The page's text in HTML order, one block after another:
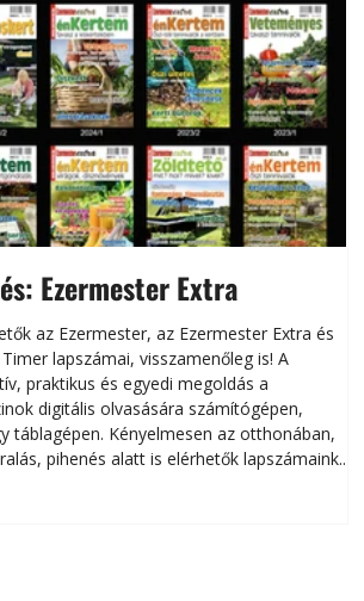
Ezermester Extra
az Ezermester, az Ezermester Extra és
lapszámai, visszamenőleg is! A
praktikus és egyedi megoldás a
digitális olvasására számítógépen,
táblagépen. Kényelmesen az otthonában,
pihenés alatt is elérhetők lapszámaink.